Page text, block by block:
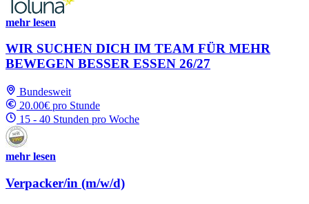
mehr lesen
WIR SUCHEN DICH IM TEAM FÜR MEHR
BEWEGEN BESSER ESSEN 26/27
Bundesweit
20.00€ pro Stunde
15 - 40 Stunden pro Woche
mehr lesen
Verpacker/in (m/w/d)